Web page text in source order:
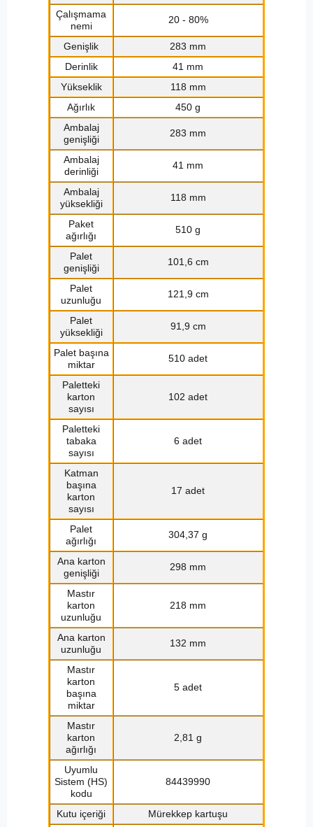
Çalışmama
nemi
20 - 80%
Genişlik
283 mm
Derinlik
41 mm
Yükseklik
118 mm
Ağırlık
450 g
Ambalaj
genişliği
283 mm
Ambalaj
derinliği
41 mm
Ambalaj
yüksekliği
118 mm
Paket
ağırlığı
510 g
Palet
genişliği
101,6 cm
Palet
uzunluğu
121,9 cm
Palet
yüksekliği
91,9 cm
Palet başına
miktar
510 adet
Paletteki
karton
sayısı
102 adet
Paletteki
tabaka
sayısı
6 adet
Katman
başına
karton
sayısı
17 adet
Palet
ağırlığı
304,37 g
Ana karton
genişliği
298 mm
Mastır
karton
uzunluğu
218 mm
Ana karton
uzunluğu
132 mm
Mastır
karton
başına
miktar
5 adet
Mastır
karton
ağırlığı
2,81 g
Uyumlu
Sistem (HS)
kodu
84439990
Kutu içeriği
Mürekkep kartuşu